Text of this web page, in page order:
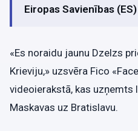
Eiropas Savienības
«Es noraidu jaunu Dzelzs
Krieviju,» uzsvēra Fico
videoierakstā, kas uzņemts
Maskavas uz Bratislavu.